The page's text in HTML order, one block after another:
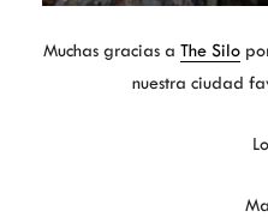
Muchas gracias a The Silo
nuestra ciudad